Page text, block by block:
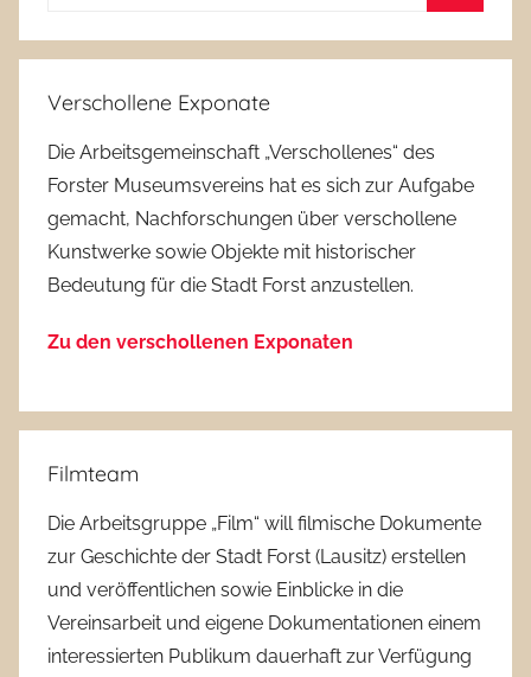
Verschollene Exponate
Die Arbeitsgemeinschaft „Verschollenes“ des
Forster Museumsvereins hat es sich zur Aufgabe
gemacht, Nachforschungen über verschollene
Kunstwerke sowie Objekte mit historischer
Bedeutung für die Stadt Forst anzustellen.
Zu den verschollenen Exponaten
Filmteam
Die Arbeitsgruppe „Film“ will filmische Dokumente
zur Geschichte der Stadt Forst (Lausitz) erstellen
und veröffentlichen sowie Einblicke in die
Vereinsarbeit und eigene Dokumentationen einem
interessierten Publikum dauerhaft zur Verfügung